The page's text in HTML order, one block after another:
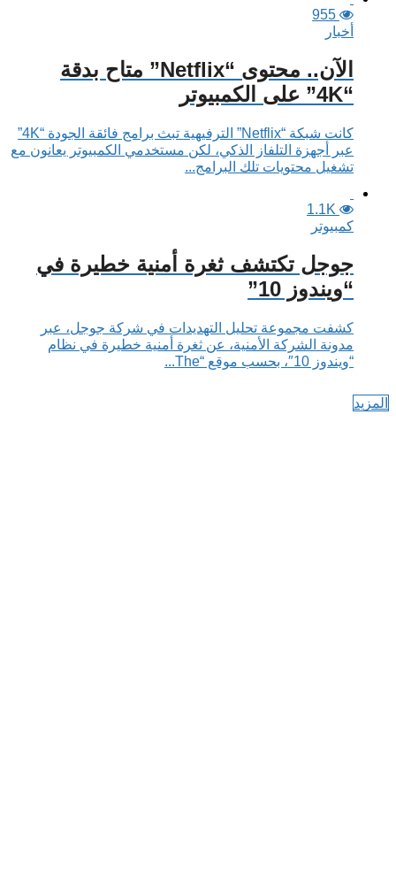
955
أخبار
الآن.. محتوى “Netflix” متاح بدقة
“4K” على الكمبيوتر
كانت شبكة “Netflix” الترفيهية تبث برامج فائقة الجودة “4K”
عبر أجهزة التلفاز الذكي، لكن مستخدمي الكمبيوتر يعانون مع
تشغيل محتويات تلك البرامج...
1.1K
كمبيوتر
جوجل تكتشف ثغرة أمنية خطيرة في
“ويندوز 10”
كشفت مجموعة تحليل التهديدات في شركة جوجل، عبر
مدونة الشركة الأمنية، عن ثغرة أمنية خطيرة في نظام
“ويندوز 10″، بحسب موقع “The...
المزيد